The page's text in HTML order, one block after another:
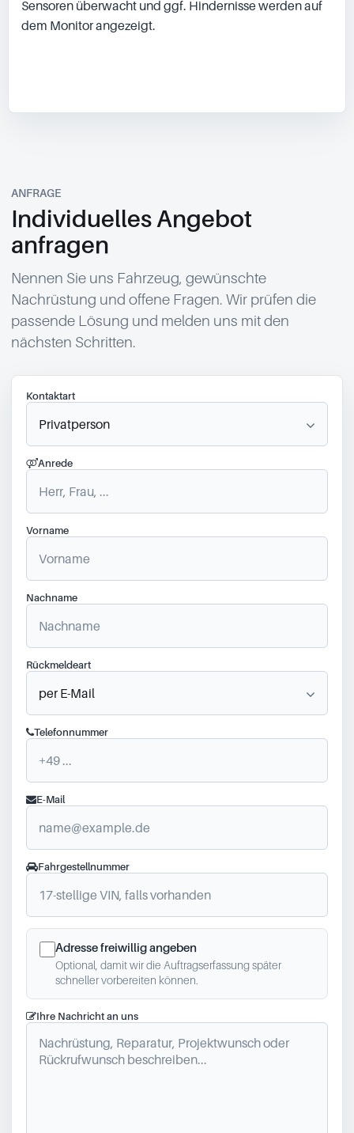
Sensoren überwacht und ggf. Hindernisse werden auf
dem Monitor angezeigt.
ANFRAGE
Individuelles Angebot
anfragen
Nennen Sie uns Fahrzeug, gewünschte
Nachrüstung und offene Fragen. Wir prüfen die
passende Lösung und melden uns mit den
nächsten Schritten.
Kontaktart
Anrede
Vorname
Nachname
Rückmeldeart
Telefonnummer
E-Mail
Fahrgestellnummer
Adresse freiwillig angeben
Optional, damit wir die Auftragserfassung später
schneller vorbereiten können.
Ihre Nachricht an uns